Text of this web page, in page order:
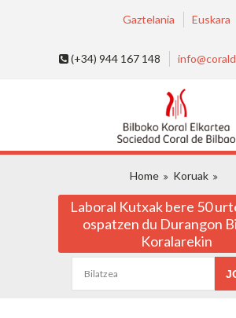
Gaztelania Euskara
(+34) 944 167 148
Home Koruak
Laboral Kutxak bere 50
ospatzen du Durangon
Koralarekin